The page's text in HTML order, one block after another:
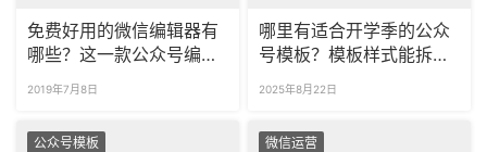
免费好用的微信编辑器有
哪些？这一款公众号编辑
2019年7月8日
哪里有适合开学季的公众
号模板？模板样式能拆分
2025年8月22日
公众号模板 微信运营